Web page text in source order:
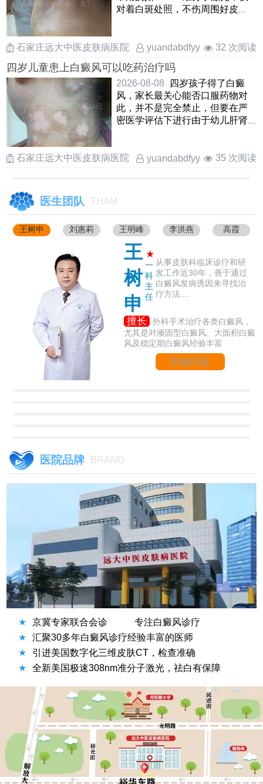
对着白斑处照，不伤周围好皮
石家庄远大中医皮肤病医院
yuandabdfyy 32 次阅读
四岁儿童患上白癜风可以吃药治疗吗
2026-08-08
四岁孩子得了白癜
风，家长最关心能否口服药物对
此，并不是完全禁止，但要在严
密医学评估下进行由于幼儿肝肾
石家庄远大中医皮肤病医院
yuandabdfyy 35 次阅读
医生团队 THAM
王树申 刘惠莉 王明峰 李洪燕 高霞
王
树
申
★
一
科
主
任
从事皮肤科临床诊疗和研
发工作近30年，善于通过
白癜风发病诱因来寻找治
疗方法....
擅长
外科手术治疗各类白癜风，
尤其是对顽固型白癜风、大面积白癜
风及稳定期白癜风经验丰富
快速问诊
医院品牌 BRAND
★ 京冀专家联合会诊
专注白癜风诊疗
★
汇聚30多年白癜风诊疗经验丰富的医师
★
引进美国数字化三维皮肤CT，检查准确
★
全新美国极速308nm准分子激光，祛白有保障